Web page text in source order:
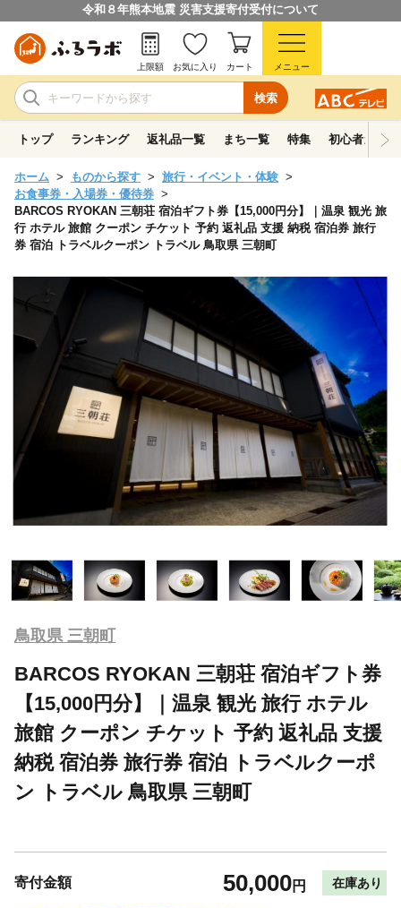
令和８年熊本地震 災害支援寄付受付について
検索
上限額 お気に入り カート メニュー
トップ ランキング 返礼品一覧 まち一覧 特集 初心者ガイド
ホーム ものから探す
旅行・イベント・体験
お食事券・入場券・優待券
BARCOS RYOKAN 三朝荘 宿泊ギフト券【15,000円分】｜温泉 観光 旅
行 ホテル 旅館 クーポン チケット 予約 返礼品 支援 納税 宿泊券 旅行
券 宿泊 トラベルクーポン トラベル 鳥取県 三朝町
鳥取県 三朝町
BARCOS RYOKAN 三朝荘 宿泊ギフト券
【15,000円分】｜温泉 観光 旅行 ホテル
旅館 クーポン チケット 予約 返礼品 支援
納税 宿泊券 旅行券 宿泊 トラベルクーポ
ン トラベル 鳥取県 三朝町
寄付金額 50,000円 在庫あり